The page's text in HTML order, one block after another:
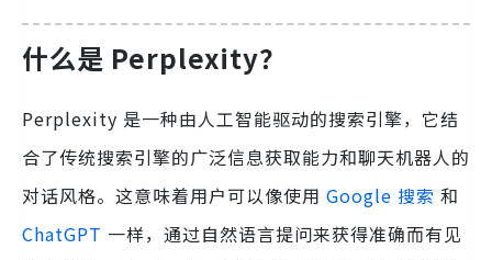
什么是 Perplexity？
Perplexity 是一种由人工智能驱动的搜索引擎，它结
合了传统搜索引擎的广泛信息获取能力和聊天机器人的
对话风格。这意味着用户可以像使用 Google 搜索 和
ChatGPT 一样，通过自然语言提问来获得准确而有见